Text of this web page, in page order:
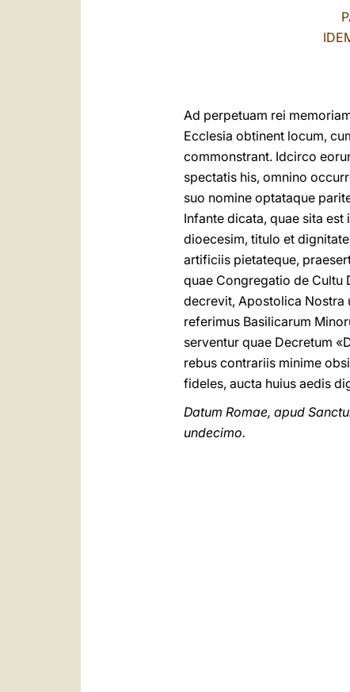
Ad perpetuam rei
Ecclesia obtinent locum,
commonstrant. Idcirco
spectatis his, omnino
suo nomine optataque
Infante dicata, quae sita
dioecesim, titulo et
artificiis pietateque,
quae Congregatio de Cultu
decrevit, Apostolica Nostra
referimus Basilicarum
serventur quae Decretum
rebus contrariis minime
fideles, aucta huius aedis
Datum Romae, apud
undecimo.